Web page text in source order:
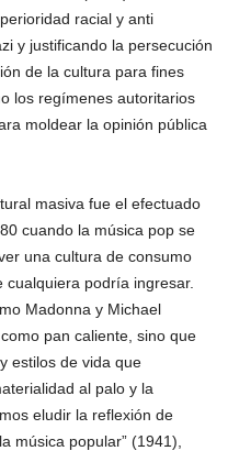
racial y anti
y justificando la persecución
de la cultura para fines
los regímenes autoritarios
moldear la opinión pública
masiva fue el efectuado
cuando la música pop se
una cultura de consumo
podría ingresar.
Madonna y Michael
pan caliente, sino que
estilos de vida que
al palo y la
eludir la reflexión de
música popular” (1941),